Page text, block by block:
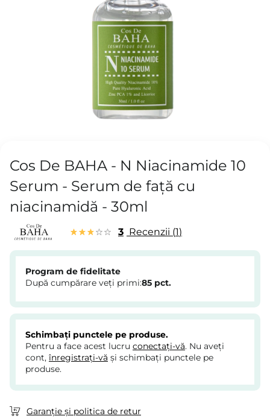
Cos De BAHA - N Niacinamide 10
Serum - Serum de față cu
niacinamidă - 30ml
3 Recenzii 1
Program de fidelitate
După cumpărare veți primi:85 pct.
Schimbați punctele pe produse.
Pentru a face acest lucru conectați-vă. Nu aveți
cont, înregistrați-vă și schimbați punctele pe
produse.
Garanție și politica de retur